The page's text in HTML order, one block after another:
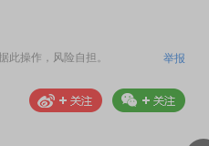
此操作，风险自担。 举报